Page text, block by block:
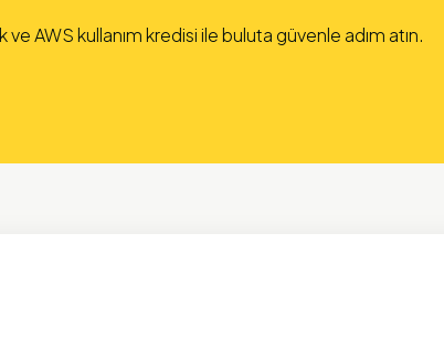
ve AWS kullanım kredisi ile buluta güvenle adım atın.